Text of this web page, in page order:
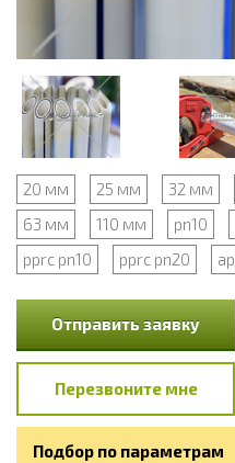
20 мм 25 мм 32 мм
63 мм
110 мм pn10
pprc pn10
pprc pn20
Отправить заявку
Перезвоните мне
Подбор по параметрам